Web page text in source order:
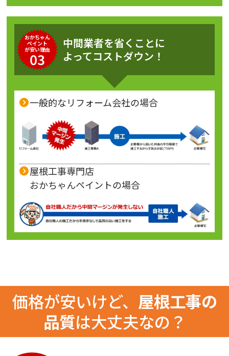
おかちゃん
ペイント
が安い理由
03
中間業者を省くことに
よってコストダウン！
一般的なリフォーム会社の場合
屋根工事専門店
おかちゃんペイントの場合
価格が安いけど、 屋根工事の
品質は大丈夫なの？